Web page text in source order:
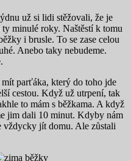
už si lidi stěžovali, že je
minulé roky. Naštěstí k tomu
i brusle. To se zase celou
Anebo taky nebudeme.
parťáka, který do toho jde
cestou. Když už utrpení, tak
to mám s běžkama. A když
jim dali 10 minut. Kdyby nám
vždycky jít domu. Ale zůstali